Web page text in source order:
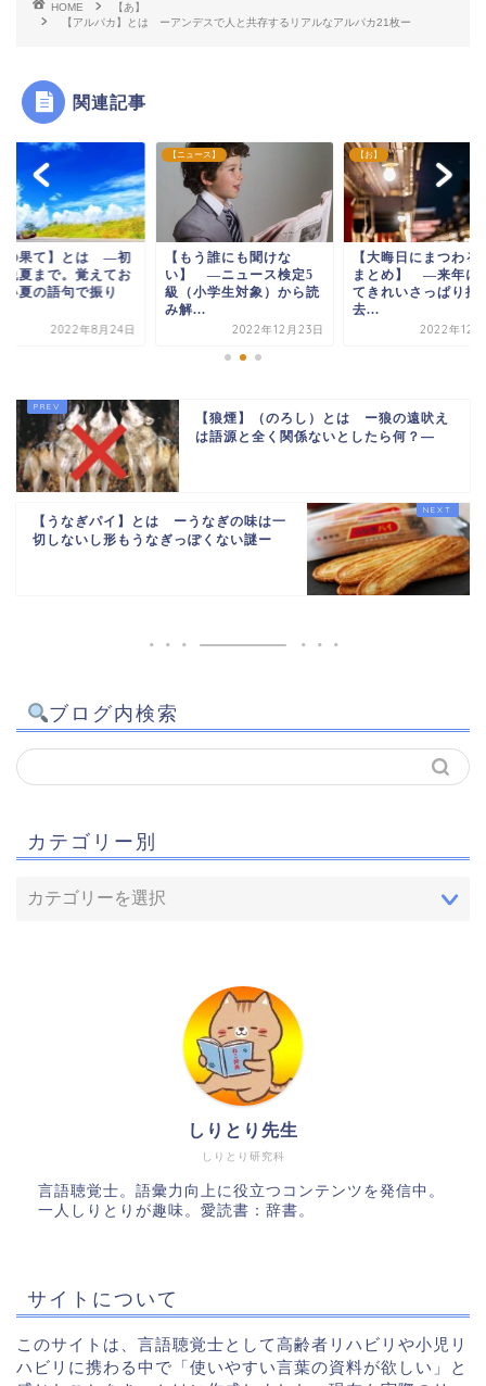
HOME
【あ】
【アルパカ】とは ーアンデスで人と共存するリアルなアルパカ21枚ー
関連記事
う誰にも聞けな
―ニュース検定5
小学生対象）から読
2022年12月23日
【お】
【大晦日にまつわる言葉
まとめ】 ―来年に向け
てきれいさっぱり捨て
去...
2022年12月27日
【ひ】
【夏の果て】とは
夏～晩夏まで。覚え
きたい夏の語句で振
返...
2022年8
【狼煙】（のろし）とは ー狼の遠吠え
は語源と全く関係ないとしたら何？―
【うなぎパイ】とは ーうなぎの味は一
切しないし形もうなぎっぽくない謎ー
ブログ内検索
カテゴリー別
しりとり研究科
しりとり先生
言語聴覚士。語彙力向上に役立つコンテンツを発信中。
一人しりとりが趣味。愛読書：辞書。
サイトについて
このサイトは、言語聴覚士として高齢者リハビリや小児リ
ハビリに携わる中で「使いやすい言葉の資料が欲しい」と